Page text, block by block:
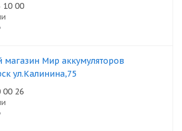
10 00
магазин Мир аккумуляторов
ул.Калинина,75
00 26